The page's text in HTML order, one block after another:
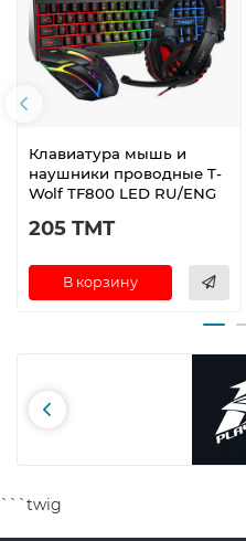
Клавиатура мышь и
наушники проводные T-
Wolf TF800 LED RU/ENG
205 TMT
В корзину
```twig